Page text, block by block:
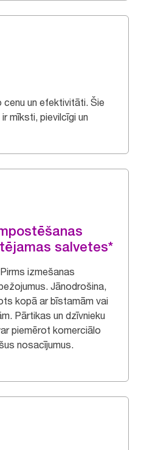
cenu un efektivitāti. Šie
mīksti, pievilcīgi un
salvetes*
izmešanas
Jānodrošina,
kopā ar bīstamām vai
Pārtikas un dzīvnieku
piemērot komerciālo
nosacījumus.